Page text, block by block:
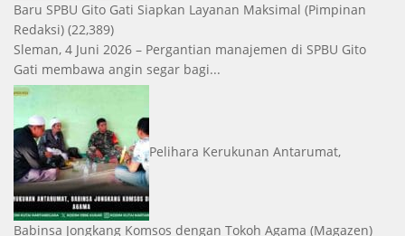
Baru SPBU Gito Gati Siapkan Layanan Maksimal (Pimpinan
Redaksi) (22,389)
Sleman, 4 Juni 2026 – Pergantian manajemen di SPBU Gito
Gati membawa angin segar bagi...
Pelihara Kerukunan Antarumat,
Babinsa Jongkang Komsos dengan Tokoh Agama (Magazen)